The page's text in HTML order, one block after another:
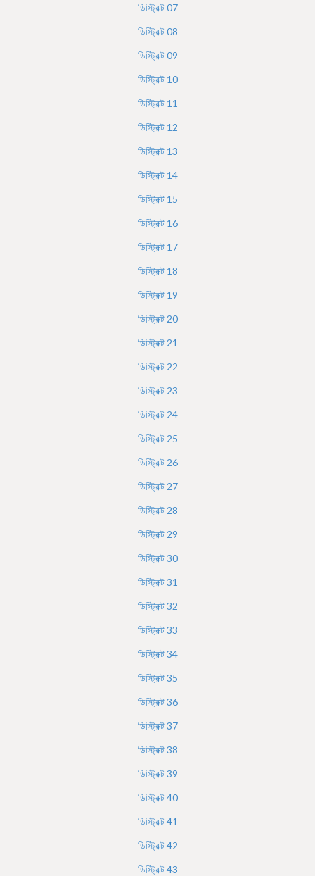
ডিস্ট্রিক্ট07
ডিস্ট্রিক্ট08
ডিস্ট্রিক্ট09
ডিস্ট্রিক্ট 10
ডিস্ট্রিক্ট 11
ডিস্ট্রিক্ট 12
ডিস্ট্রিক্ট 13
ডিস্ট্রিক্ট 14
ডিস্ট্রিক্ট 15
ডিস্ট্রিক্ট 16
ডিস্ট্রিক্ট 17
ডিস্ট্রিক্ট 18
ডিস্ট্রিক্ট 19
ডিস্ট্রিক্ট 20
ডিস্ট্রিক্ট 21
ডিস্ট্রিক্ট 22
ডিস্ট্রিক্ট 23
ডিস্ট্রিক্ট 24
ডিস্ট্রিক্ট 25
ডিস্ট্রিক্ট 26
ডিস্ট্রিক্ট 27
ডিস্ট্রিক্ট 28
ডিস্ট্রিক্ট 29
ডিস্ট্রিক্ট30
ডিস্ট্রিক্ট31
ডিস্ট্রিক্ট32
ডিস্ট্রিক্ট33
ডিস্ট্রিক্ট34
ডিস্ট্রিক্ট35
ডিস্ট্রিক্ট36
ডিস্ট্রিক্ট37
ডিস্ট্রিক্ট38
ডিস্ট্রিক্ট39
ডিস্ট্রিক্ট40
ডিস্ট্রিক্ট41
ডিস্ট্রিক্ট42
ডিস্ট্রিক্ট43